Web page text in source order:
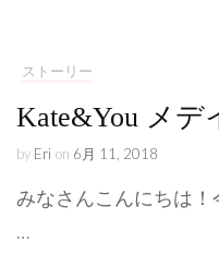
ストーリー
Kate&You メデ
by Eri on 6月 11, 2018
みなさんこんにちは
…